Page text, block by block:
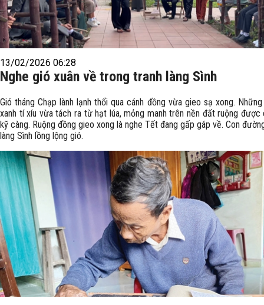
13/02/2026 06:28
Nghe gió xuân về trong tranh làng Sình
Gió tháng Chạp lành lạnh thổi qua cánh đồng vừa gieo sạ xong.
xanh tí xíu vừa tách ra từ hạt lúa, mỏng manh trên nền đất ruộng được
kỹ càng. Ruộng đồng gieo xong là nghe Tết đang gấp gáp về. Con
làng Sình lồng lộng gió.